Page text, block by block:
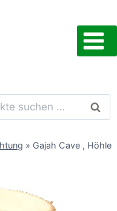
» Gajah Cave , Höhle